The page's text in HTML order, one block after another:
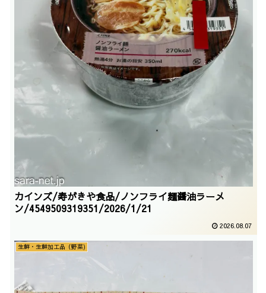
カインズ/寿がきや食品/ノンフライ麺醤油ラーメ
ン/4549509319351/2026/1/21
2026.08.07
生鮮・生鮮加工品（野菜)